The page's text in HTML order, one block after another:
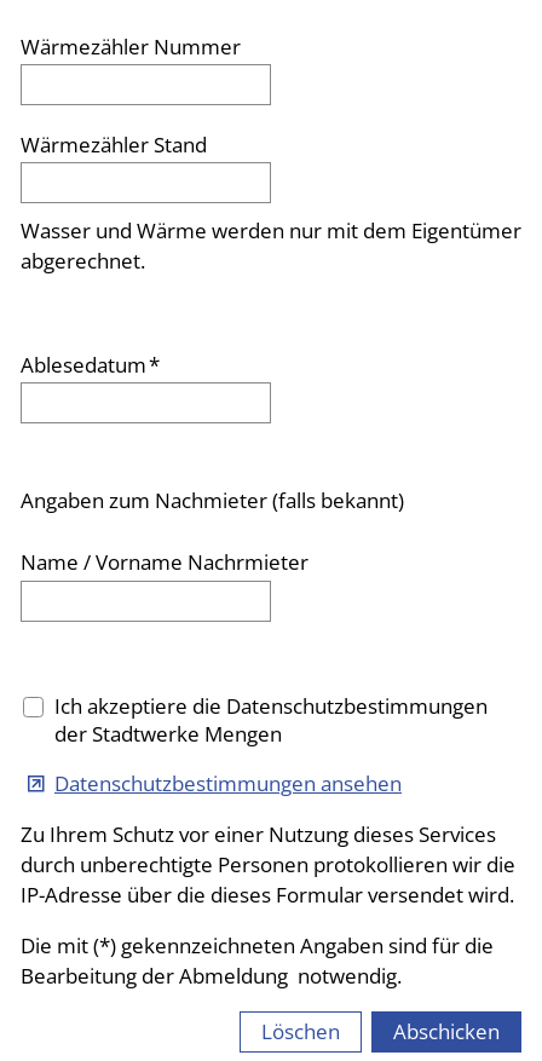
Wärmezähler Nummer
Wärmezähler Stand
Wasser und Wärme werden nur mit dem Eigentümer
abgerechnet.
Ablesedatum*
Angaben zum Nachmieter (falls bekannt)
Name / Vorname Nachrmieter
Ich akzeptiere die Datenschutzbestimmungen
der Stadtwerke Mengen
Datenschutzbestimmungen ansehen
Zu Ihrem Schutz vor einer Nutzung dieses Services
durch unberechtigte Personen protokollieren wir die
IP-Adresse über die dieses Formular versendet wird.
Die mit (*) gekennzeichneten Angaben sind für die
Bearbeitung der Abmeldung notwendig.
Löschen
Abschicken